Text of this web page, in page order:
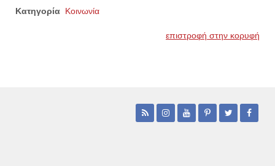
Κατηγορία Κοινωνία
επιστροφή στην κορυφή